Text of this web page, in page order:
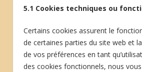
5.1 Cookies techniques ou
Certains cookies assurent le
de certaines parties du site web et
de vos préférences en tant
des cookies fonctionnels, nous